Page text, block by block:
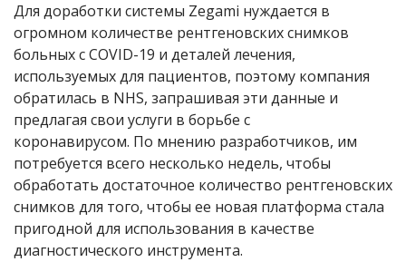
Для доработки системы Zegami нуждается в
огромном количестве рентгеновских снимков
больных сCOVID-19 и деталей лечения,
используемых для пациентов, поэтому компания
обратилась в NHS, запрашивая эти данные и
предлагая свои услуги в борьбе с
коронавирусом. По мнению разработчиков, им
потребуется всего несколько недель, чтобы
обработать достаточное количество рентгеновских
снимков для того, чтобы ее новая платформа стала
пригодной для использования в качестве
диагностического инструмента.